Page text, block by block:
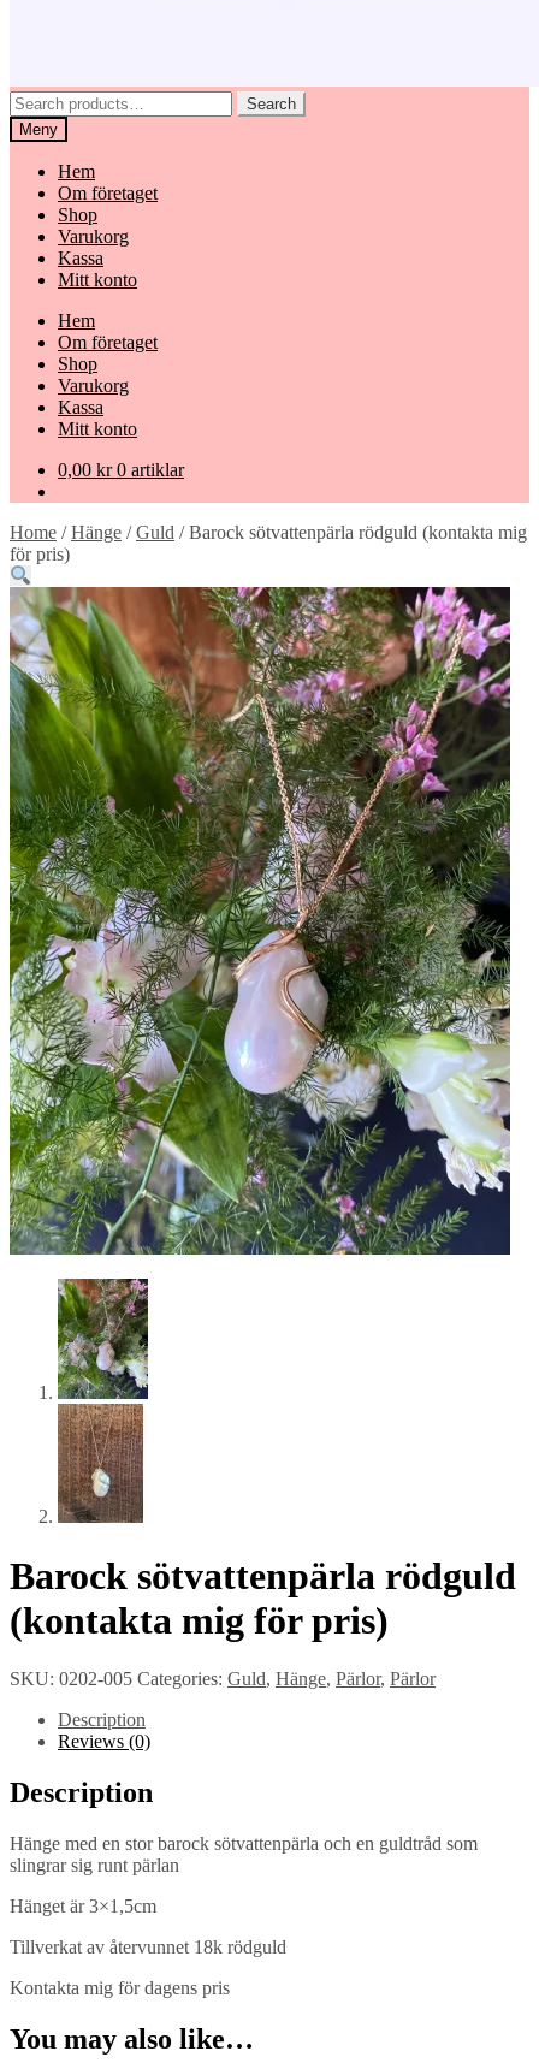
Search
for:
Search
Meny
Hem
Om företaget
Shop
Varukorg
Kassa
Mitt konto
Hem
Om företaget
Shop
Varukorg
Kassa
Mitt konto
0,00 kr 0 artiklar
Home /Hänge /Guld /Barock sötvattenpärla rödguld (kontakta mig
för pris)
Barock sötvattenpärla rödguld
(kontakta mig för pris)
SKU: 0202-005 Categories: Guld, Hänge, Pärlor, Pärlor
Description
Reviews (0)
Description
Hänge med en stor barock sötvattenpärla och en guldtråd som
slingrar sig runt pärlan
Hänget är 3×1,5cm
Tillverkat av återvunnet 18k rödguld
Kontakta mig för dagens pris
You may also like…